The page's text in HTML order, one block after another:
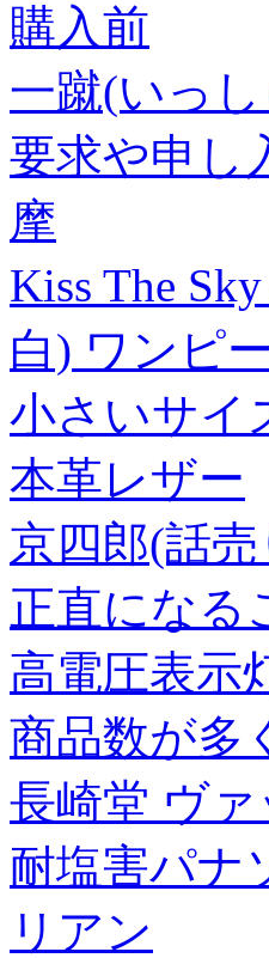
購入前
一蹴(いっ
要求や申し
摩
Kiss The
白) ワンピ
小さいサイ
本革レザー
京四郎(話売
正直になる
高電圧表示
商品数が多
長崎堂 ヴ
耐塩害パナ
リアン